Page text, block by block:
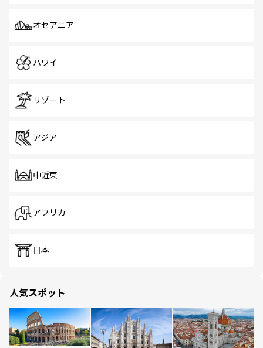
オセアニア
ハワイ
リゾート
アジア
中近東
アフリカ
日本
人気スポット